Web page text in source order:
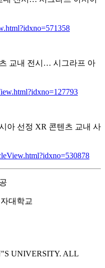
교내 전시… 시그라프 아
아 선정 XR 콘텐츠 교내 사
대학교
UNIVERSITY. ALL